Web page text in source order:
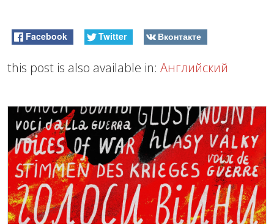
Facebook Twitter Вконтакте
this post is also available in: Английский